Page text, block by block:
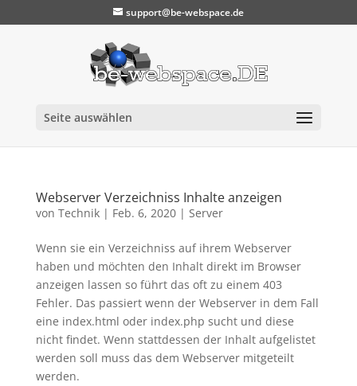
support@be-webspace.de
Seite auswählen
Webserver Verzeichniss Inhalte anzeigen
von Technik| Feb. 6, 2020| Server
Wenn sie ein Verzeichniss auf ihrem Webserver
haben und möchten den Inhalt direkt im Browser
anzeigen lassen so führt das oft zu einem 403
Fehler. Das passiert wenn der Webserver in dem Fall
eine index.html oder index.php sucht und diese
nicht findet. Wenn stattdessen der Inhalt aufgelistet
werden soll muss das dem Webserver mitgeteilt
werden.